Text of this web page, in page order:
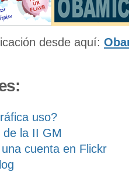
desde aquí:
uso?
la II GM
cuenta en Flickr